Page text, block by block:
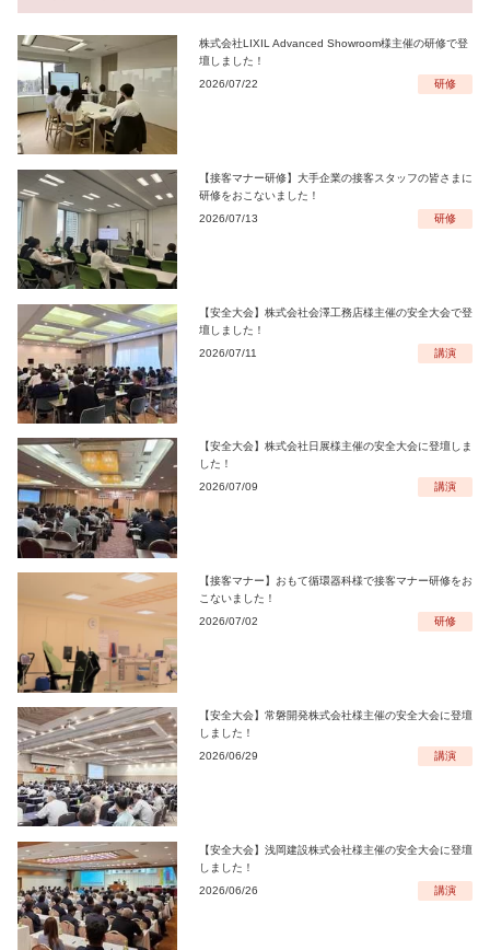
株式会社LIXIL Advanced Showroom様主催の研修で登
壇しました！
2026/07/22
研修
【接客マナー研修】大手企業の接客スタッフの皆さまに
研修をおこないました！
2026/07/13
研修
【安全大会】株式会社会澤工務店様主催の安全大会で登
壇しました！
2026/07/11
講演
【安全大会】株式会社日展様主催の安全大会に登壇しま
した！
2026/07/09
講演
【接客マナー】おもて循環器科様で接客マナー研修をお
こないました！
2026/07/02
研修
【安全大会】常磐開発株式会社様主催の安全大会に登壇
しました！
2026/06/29
講演
【安全大会】浅岡建設株式会社様主催の安全大会に登壇
しました！
2026/06/26
講演